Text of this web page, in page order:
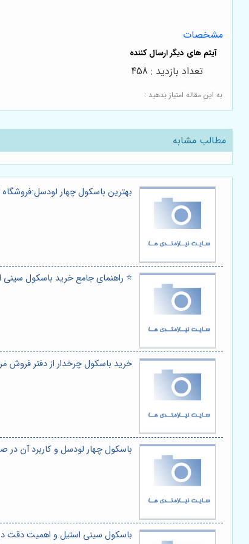
مشخصات
به این مقاله امتیاز بدهید :
تعداد بازدید : 458
مطالب مشابه
بهترین باسکول چهار
⭐️ راهنمای جامع خرید باسکول سینی
خرید باسکول چرخدار از دفتر
باسکول چهار لودسل و کاربرد آن در
باسکول سینی استیل و اهمیت دقت